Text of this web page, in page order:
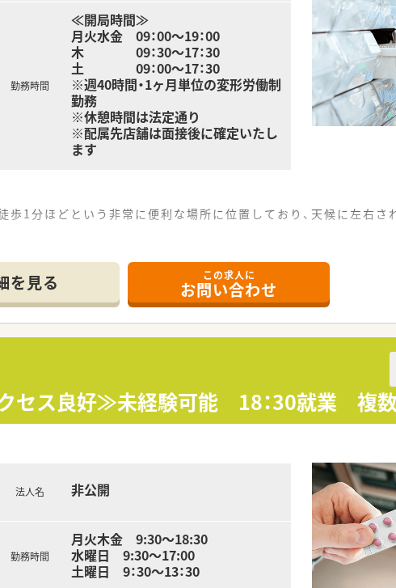
勤務時間
≪開局時間≫
月火水金 09：00～19：00
木 09：30～17：30
土 09：00～17：30
※週40時間・1ヶ月単位の変形労働制
勤務
※休憩時間は法定通り
※配属先店舗は面接後に確定いたし
ます
1分ほどという非常に便利な場所に位置しており、天候に左右さ
制を維持しており、事務スタッフ2名と共に協力し合いながら業務
を強化するために、周囲と円滑な連携を図りながら誠実に業務を
け入れており、入社後の丁寧な研修を通じて薬剤師としての第一
を目指す方や、将来的に管理薬剤師やマネジメント職に挑戦し
り、薬物治療だけでなく食事や運動の側面からも患者様の健康を
、現場発信のアイデアを尊重する社風があるため自身の提案を形
れる方や、相鉄線沿線の地域に密着して長く働きたいと考えてい
を見る この求人に
お問い合わせ
クセス良好≫未経験可能 18：30就業 複
法人名 非公開
勤務時間
月火木金 9:30～18:30
水曜日 9:30～17:00
土曜日 9：30～13：30